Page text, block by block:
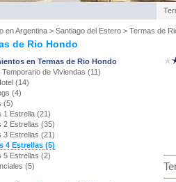
enArgentina > Santiago del Estero > Termas de
de Rio Hondo
en Termas de Rio Hondo
Temporario de Viviendas (11)
(14)
(4)
(5)
1 Estrella (21)
2 Estrellas (35)
3 Estrellas (21)
4 Estrellas (5)
5 Estrellas (2)
(5)